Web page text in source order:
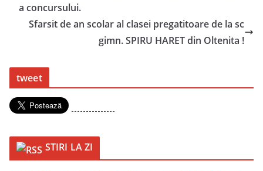
a concursului.
Sfarsit de an scolar al clasei pregatitoare de la sc
gimn. SPIRU HARET din Oltenita !
tweet
---------------
STIRI LA ZI